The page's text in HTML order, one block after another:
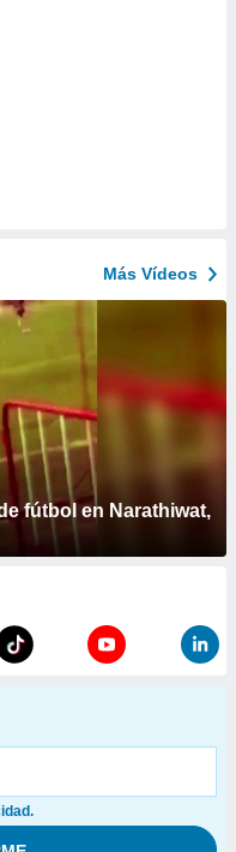
Más Vídeos
fútbol en Narathiwat,